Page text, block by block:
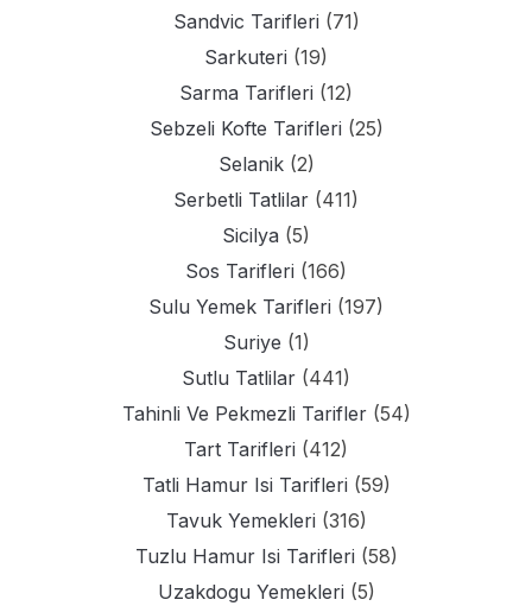
Sandvic Tarifleri (71)
Sarkuteri (19)
Sarma Tarifleri (12)
Sebzeli Kofte Tarifleri (25)
Selanik(2)
Serbetli Tatlilar (411)
Sicilya (5)
Sos Tarifleri (166)
Sulu Yemek Tarifleri (197)
Suriye (1)
Sutlu Tatlilar (441)
Tahinli Ve Pekmezli Tarifler(54)
Tart Tarifleri (412)
Tatli Hamur Isi Tarifleri (59)
Tavuk Yemekleri (316)
Tuzlu Hamur Isi Tarifleri (58)
Uzakdogu Yemekleri (5)